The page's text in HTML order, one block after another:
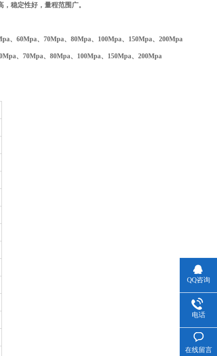
，稳定性好，量程范围广。
、60Mpa、70Mpa、80Mpa、100Mpa、150Mpa、200Mpa
、70Mpa、80Mpa、100Mpa、150Mpa、200Mpa
QQ咨询
电话
在线留言